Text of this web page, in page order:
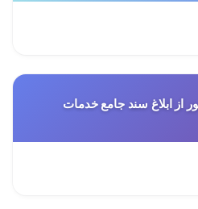
از ابلاغ سند جامع خدمات